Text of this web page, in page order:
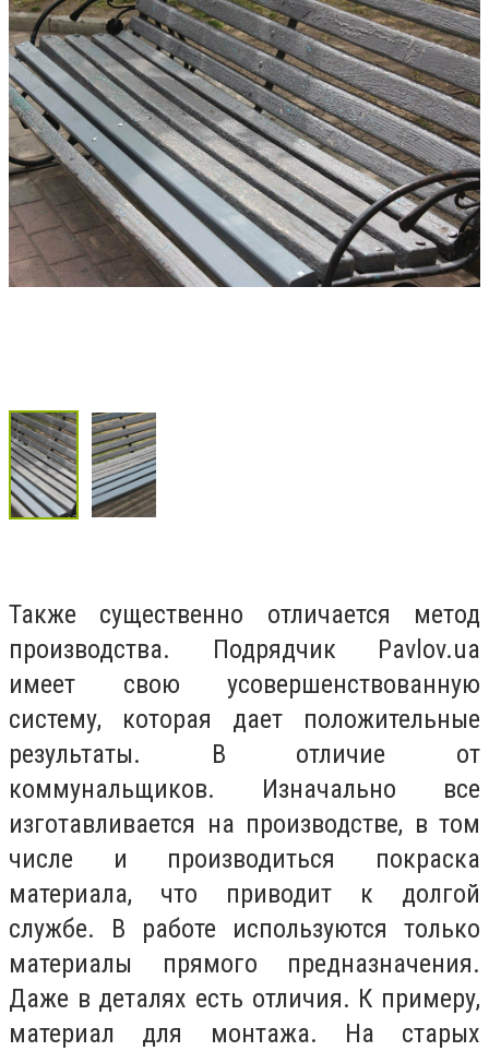
Также существенно отличается метод
производства. Подрядчик Pavlov.ua
имеет свою усовершенствованную
систему, которая дает положительные
результаты. В отличие от
коммунальщиков. Изначально все
изготавливается на производстве, в том
числе и производиться покраска
материала, что приводит к долгой
службе. В работе используются только
материалы прямого предназначения.
Даже в деталях есть отличия. К примеру,
материал для монтажа. На старых